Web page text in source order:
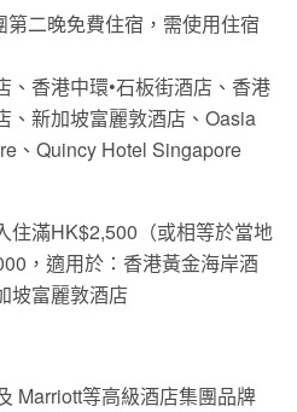
二晚免費住宿，需使用住宿
、香港中環•石板街酒店、香港
、新加坡富麗敦酒店、Oasia
、Quincy Hotel Singapore
住滿HK$2,500（或相等於當地
，適用於：香港黃金海岸酒
坡富麗敦酒店
Marriott等高級酒店集團品牌